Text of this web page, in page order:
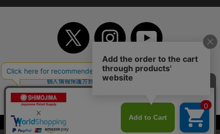
当サイトはクッキー（Cookie）を使用しています。Cookieの使用に同意いた
TOP 初めてご利用のお客様へ ご利用案内
ご利用規約
個人情報保護方針
特定商取引法
よくあるご質問
お問い合わせ
サイトマップ
Copyright© 2018 SHIMOJIMA Co.,Ltd. All Rights Reserved.